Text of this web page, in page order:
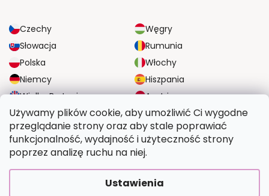
Używamy plików cookie, aby umożliwić Ci wygodne
przeglądanie strony oraz aby stale poprawiać
funkcjonalność, wydajność i użyteczność strony
poprzez analizę ruchu na niej.
Ustawienia
Czechy
Węgry
Słowacja
Rumunia
Polska
Włochy
Niemcy
Hiszpania
Wielka Brytania
Austria
NIEZAWODNE OPCJE DOSTAWY
BEZPIECZNE OPCJE PŁATNOŚCI